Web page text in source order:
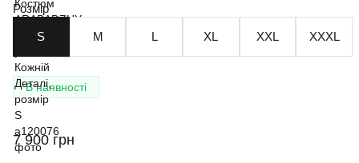
Розмір
S M L XL XXL XXXL
В наявності
7 900 грн